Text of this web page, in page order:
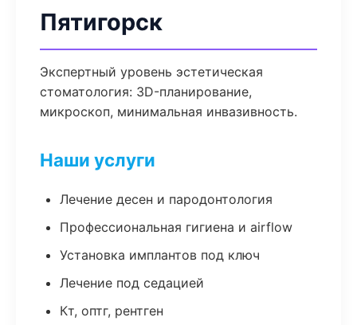
Пятигорск
Экспертный уровень эстетическая
стоматология: 3D-планирование,
микроскоп, минимальная инвазивность.
Наши услуги
Лечение десен и пародонтология
Профессиональная гигиена и airflow
Установка имплантов под ключ
Лечение под седацией
Кт, оптг, рентген